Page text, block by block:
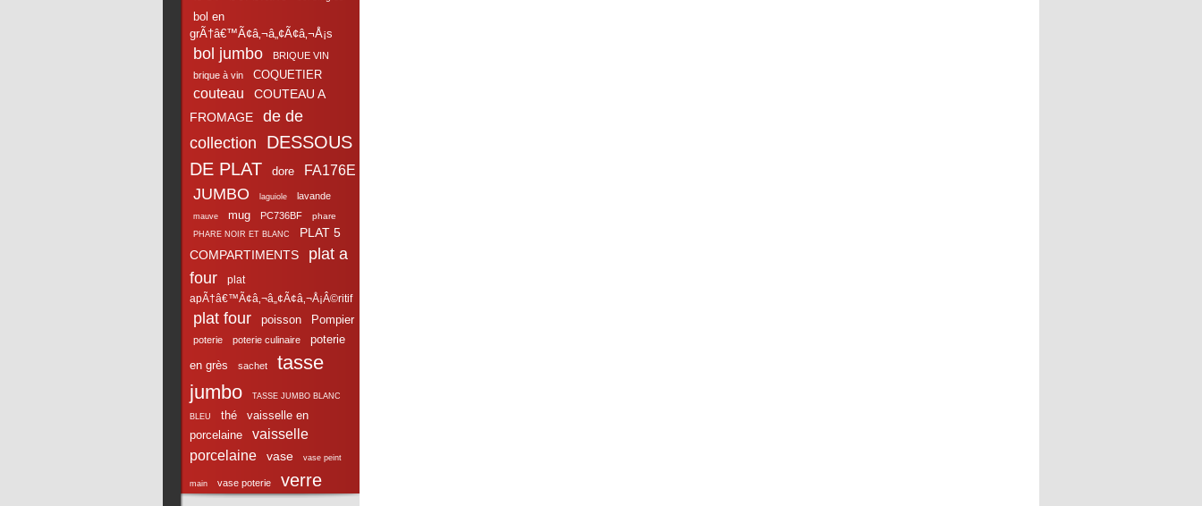
bol en
grÃ†â€™Ã¢â‚¬â„¢Ã¢â‚¬Å¡s
bol jumbo
BRIQUE VIN
brique à vin
COQUETIER
couteau
COUTEAU A
FROMAGE
de de
collection
DESSOUS
DE PLAT
dore FA176E
JUMBO laguiole lavande
mauve mug PC736BF phare
PHARE NOIR ET BLANC
PLAT 5
COMPARTIMENTS
plat a
four
plat
apÃ†â€™Ã¢â‚¬â„¢Ã¢â‚¬Å¡Â©ritif
plat four poisson Pompier
poterie poterie culinaire
poterie
en grès
sachet
tasse
jumbo
TASSE JUMBO BLANC
BLEU thé
vaisselle en
porcelaine
vaisselle
porcelaine
vase vase peint
main vase poterie verre